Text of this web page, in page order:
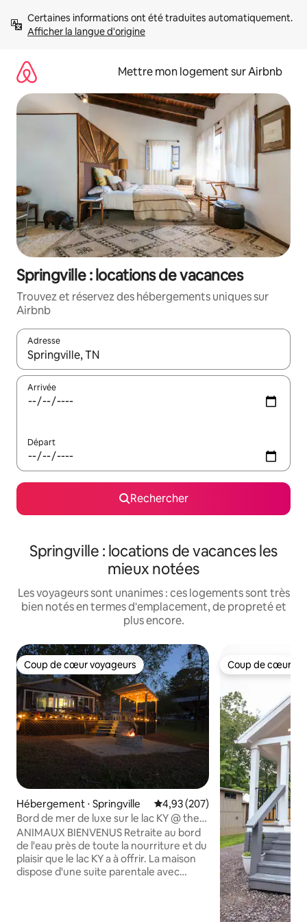
directement
Afficher la langue d'origine
Mettre mon logement sur Airbnb
Springville : locations de vacances
Trouvez et réservez des hébergements uniques sur
Airbnb
Adresse
Lorsque les résultats s'affichent, utilisez les flèches vers le
Arrivée
Départ
Rechercher
Springville : locations de vacances les
mieux notées
Les voyageurs sont unanimes : ces logements sont très
bien notés en termes d'emplacement, de propreté et
plus encore.
Coup de cœur voyageurs
Coup de cœur voyageurs
Hébergement ⋅ Springville Évaluation moyenne sur la
4,93 (207)
Bord de mer de luxe sur le lac KY @ the
Petite Retreat
ANIMAUX BIENVENUS Retraite au bord
de l'eau près de toute la nourriture et du
plaisir que le lac KY a à offrir. La maison
dispose d'une suite parentale avec
Coup de cœur
Coup de cœur